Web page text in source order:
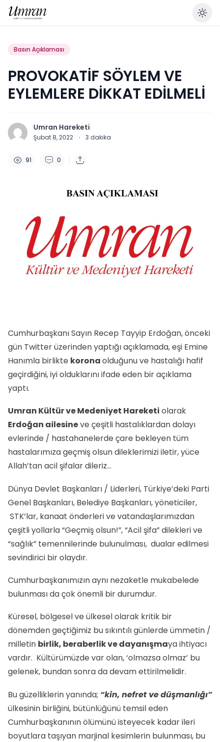
Basın Açıklaması
PROVOKATİF SÖYLEM VE
EYLEMLERE DİKKAT EDİLMELİ
Umran Hareketi
Şubat 8, 2022 · 3 dakika
91 0
Cumhurbaşkanı Sayın Recep Tayyip Erdoğan, önceki
gün Twitter üzerinden yaptığı açıklamada, eşi Emine
Hanımla birlikte koronaolduğunu ve hastalığı hafif
geçirdiğini, iyi olduklarını ifade eden bir açıklama
yaptı.
Umran Kültür ve Medeniyet Hareketi olarak
Erdoğan ailesineve çeşitli hastalıklardan dolayı
evlerinde / hastahanelerde çare bekleyen tüm
hastalarımıza geçmiş olsun dileklerimizi iletir, yüce
Allah’tan acil şifalar dileriz…
Dünya Devlet Başkanları / Liderleri, Türkiye’deki Parti
Genel Başkanları, Belediye Başkanları, yöneticiler,
STK’lar, kanaat önderleri ve vatandaşlarımızdan
çeşitli yollarla “Geçmiş olsun!”, “Acil şifa” dilekleri ve
“sağlık” temennilerinde bulunulması, dualar edilmesi
sevindirici bir olaydır.
Cumhurbaşkanımızın aynı nezaketle mukabelede
bulunması da çok önemli bir durumdur.
Küresel, bölgesel ve ülkesel olarak kritik bir
dönemden geçtiğimiz bu sıkıntılı günlerde ümmetin /
milletin birlik, beraberlik ve dayanışmaya ihtiyacı
vardır. Kültürümüzde var olan, ‘olmazsa olmaz’ bu
gelenek, bundan sonra da devam ettirilmelidir.
Bu güzelliklerin yanında; “kin, nefret ve düşmanlığı”
ülkesinin birliğini, bütünlüğünü temsil eden
Cumhurbaşkanının ölümünü isteyecek kadar ileri
boyutlara taşıyan marjinal kesimlerin bulunması, bu